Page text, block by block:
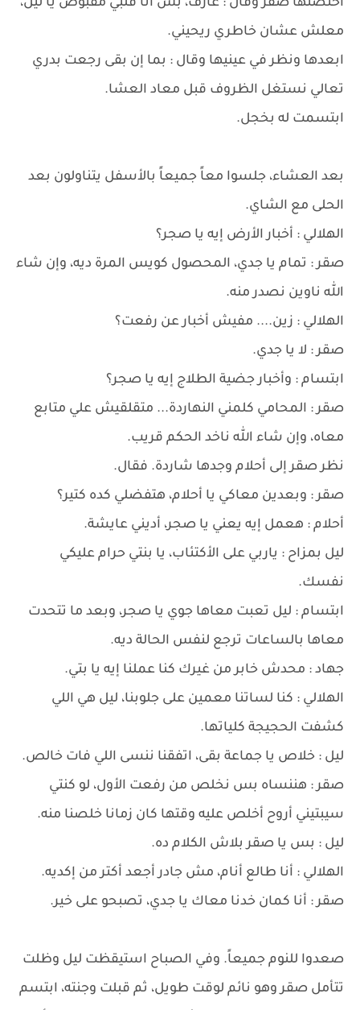
احتضنها صقر وقال : عارف، بس أنا قلبي مقبوض يا ليل،
معلش عشان خاطري ريحيني.
ابعدها ونظر في عينيها وقال : بما إن بقى رجعت بدري
تعالي نستغل الظروف قبل معاد العشا.
ابتسمت له بخجل.
بعد العشاء، جلسوا معاً جميعاً بالأسفل يتناولون بعد
الحلى مع الشاي.
الهلالي : أخبار الأرض إيه يا صجر؟
صقر : تمام يا جدي، المحصول كويس المرة ديه، وإن شاء
الله ناوين نصدر منه.
الهلالي : زين.... مفيش أخبار عن رفعت؟
صقر : لا يا جدي.
ابتسام : وأخبار جضية الطلاج إيه يا صجر؟
صقر : المحامي كلمني النهاردة... متقلقيش علي متابع
معاه، وإن شاء الله ناخد الحكم قريب.
نظر صقر إلى أحلام وجدها شاردة. فقال.
صقر : وبعدين معاكي يا أحلام، هتفضلي كده كتير؟
أحلام : هعمل إيه يعني يا صجر، أديني عايشة.
ليل بمزاح : ياربي على الأكتئاب، يا بنتي حرام عليكي
نفسك.
ابتسام : ليل تعبت معاها جوي يا صجر، وبعد ما تتحدت
معاها بالساعات ترجع لنفس الحالة ديه.
جهاد : محدش خابر من غيرك كنا عملنا إيه يا بتي.
الهلالي : كنا لساتنا معمين على جلوبنا، ليل هي اللي
كشفت الحجيجة كلياتها.
ليل : خلاص يا جماعة بقى، اتفقنا ننسى اللي فات خالص.
صقر : هننساه بس نخلص من رفعت الأول، لو كنتي
سيبتيني أروح أخلص عليه وقتها كان زمانا خلصنا منه.
ليل : بس يا صقر بلاش الكلام ده.
الهلالي : أنا طالع أنام، مش جادر أجعد أكتر من إكديه.
صقر : أنا كمان خدنا معاك يا جدي، تصبحو على خير.
صعدوا للنوم جميعاً. وفي الصباح استيقظت ليل وظلت
تتأمل صقر وهو نائم لوقت طويل، ثم قبلت وجنته، ابتسم